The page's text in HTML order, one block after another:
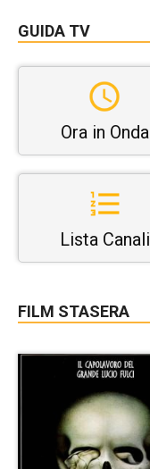
GUIDA TV
Ora in Onda
Lista Canali
FILM STASERA